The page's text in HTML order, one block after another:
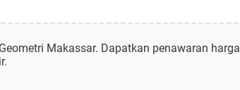
Makassar. Dapatkan penawaran harga